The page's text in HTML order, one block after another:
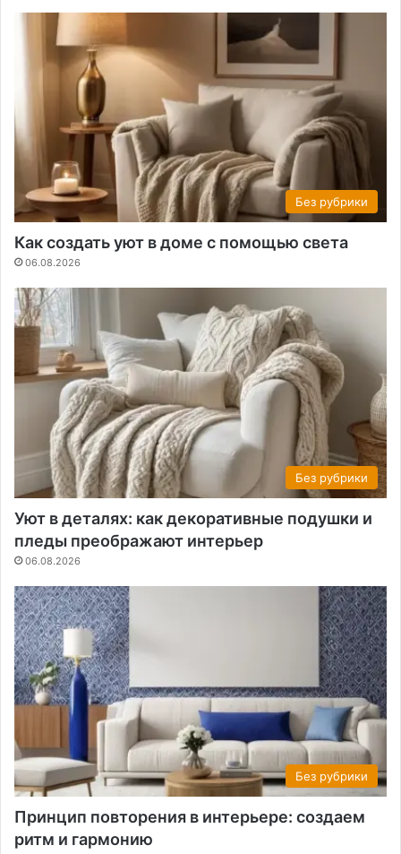
Без рубрики
Как создать уют в доме с помощью света
06.08.2026
Без рубрики
Уют в деталях: как декоративные подушки и
пледы преображают интерьер
06.08.2026
Без рубрики
Принцип повторения в интерьере: создаем
ритм и гармонию